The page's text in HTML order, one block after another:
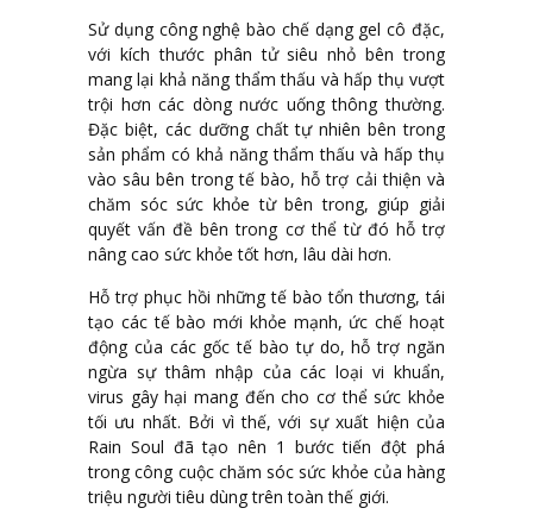
Sử dụng công nghệ bào chế dạng gel cô đặc,
với kích thước phân tử siêu nhỏ bên trong
mang lại khả năng thẩm thấu và hấp thụ vượt
trội hơn các dòng nước uống thông thường.
Đặc biệt, các dưỡng chất tự nhiên bên trong
sản phẩm có khả năng thẩm thấu và hấp thụ
vào sâu bên trong tế bào, hỗ trợ cải thiện và
chăm sóc sức khỏe từ bên trong, giúp giải
quyết vấn đề bên trong cơ thể từ đó hỗ trợ
nâng cao sức khỏe tốt hơn, lâu dài hơn.
Hỗ trợ phục hồi những tế bào tổn thương, tái
tạo các tế bào mới khỏe mạnh, ức chế hoạt
động của các gốc tế bào tự do, hỗ trợ ngăn
ngừa sự thâm nhập của các loại vi khuẩn,
virus gây hại mang đến cho cơ thể sức khỏe
tối ưu nhất. Bởi vì thế, với sự xuất hiện của
Rain Soul đã tạo nên 1 bước tiến đột phá
trong công cuộc chăm sóc sức khỏe của hàng
triệu người tiêu dùng trên toàn thế giới.